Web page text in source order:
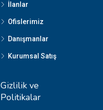
İlanlar
Ofislerimiz
Danışmanlar
Kurumsal Satış
Gizlilik ve
Politikalar